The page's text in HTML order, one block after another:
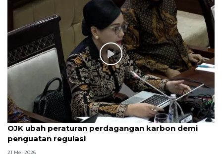
OJK ubah peraturan perdagangan karbon demi
penguatan regulasi
21 Mei 2026